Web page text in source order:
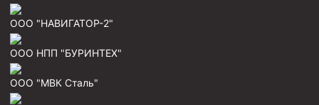
Канаты стальные
Элементы линии обвязки
ООО "НАВИГАТОР-2"
ООО НПП "БУРИНТЕХ"
ООО "МВК Сталь"